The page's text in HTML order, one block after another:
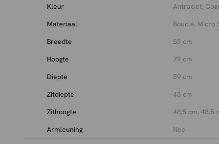
bestellen is.
garantie, of voor onze
grote onderhoudsset: geschikt
eetkamerstoelen en inclusief 3 jaar extra garantie.
Kleur
Antraciet,
Materiaal
Bouclé, Micro
Breedte
53 cm
Hoogte
79 cm
Diepte
59 cm
Zitdiepte
43 cm
Zithoogte
48,5 cm, 48.5
Armleuning
Nee